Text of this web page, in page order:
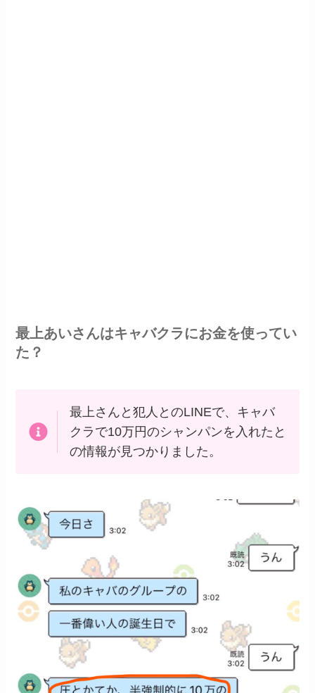
最上あいさんはキャバクラにお金を使ってい
た？
最上さんと犯人とのLINEで、キャバ
クラで10万円のシャンパンを入れたと
の情報が見つかりました。